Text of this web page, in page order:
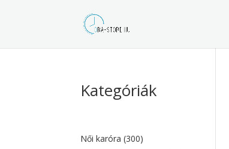
Kategóriák
Női karóra(300)